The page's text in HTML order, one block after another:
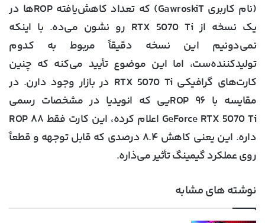
(نام کاربری GawroskiT) که تعداد کاهش‌یافته ROPها در
یک نسخه از RTX 5070 Ti رو نشون می‌ده. با اینکه
نمی‌دونیم این نسخه دقیقاً مربوط به کدوم
تولیدکننده‌ست، اما این موضوع تأیید می‌کنه که چنین
کارت‌های گرافیکی RTX 5070 Ti در بازار وجود دارن. در
مقایسه با ۹۶ ROPیی که انویدیا در مشخصات رسمی
GeForce RTX 5070 Ti اعلام کرده، این کارت فقط ۸۸ ROP
داره. این یعنی کاهش ۸.۴ درصدی که قابل توجهه و قطعاً
روی عملکرد گیمینگ تأثیر می‌ذاره.
نوشته های مشابه